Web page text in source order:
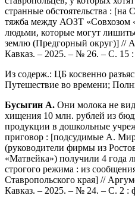
странные обстоятельства : [на
тяжба между АОЗТ «Совхозом
людьми, которые могут
землю (Предгорный округ)] //
Кавказ. – 2025. – № 26. – С. 15 :
Из содерж.: ЦБ косвенно
Путешествие во времени;
Бусыгин А. Они молока не
хищения 10 млн. рублей из
продукции в дошкольные
приговор : [подсудимые А.
(руководители фирмы из
«Матвейка») получили 4 года
строгого режима : из
Ставропольского края] //
Кавказ. – 2025. – № 24. – С. 2 :